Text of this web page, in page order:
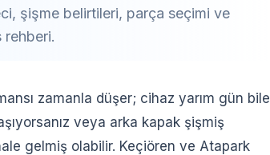
şişme belirtileri, parça seçimi ve
zamanla düşer; cihaz yarım gün bile
veya arka kapak şişmiş
gelmiş olabilir. Keçiören ve Atapark